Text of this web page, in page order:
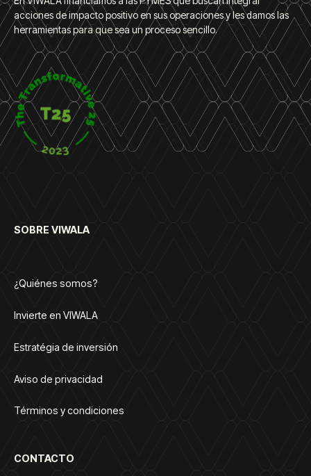
acciones de impacto positivo en sus operaciones y les damos las
herramientas para que sea un proceso sencillo.
SOBRE VIWALA
¿Quiénes somos?
Invierte en VIWALA
Estratégia de inversión
Aviso de privacidad
Términos y condiciones
CONTACTO